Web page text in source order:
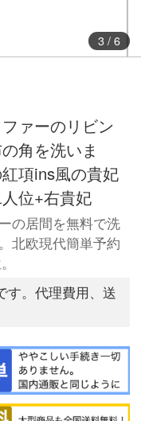
3/ 6
ァーのリビン
角を洗いま
項ins風の貴妃
位+右貴妃
の居間を無料で洗
北欧現代簡単予約
す。代理費用、送